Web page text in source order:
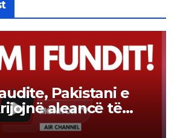
Pakistani e
aleancë të
mbrojtjeje sipas